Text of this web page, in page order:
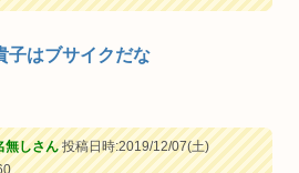
子はブサイクだな
無しさん投稿日時:2019/12/07(土)